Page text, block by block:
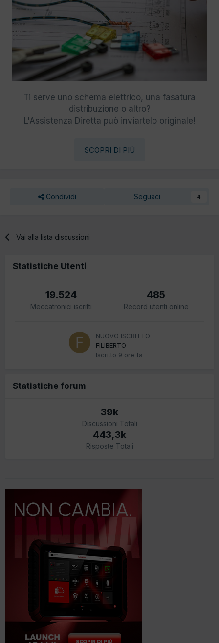
Ti serve uno schema elettrico, una fasatura
distribuzione o altro?
L'Assistenza Diretta può inviartelo originale!
SCOPRI DI PIÙ
Condividi Seguaci 4
Vai alla lista discussioni
Statistiche Utenti
19.524
Meccatronici iscritti
485
Record utenti online
NUOVO ISCRITTO
FILIBERTO
Iscritto 9 ore fa
Statistiche forum
39k
Discussioni Totali
443,3k
Risposte Totali